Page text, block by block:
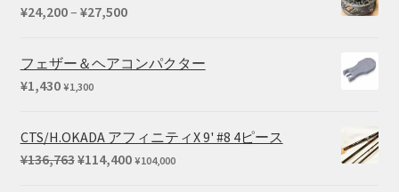
¥24,200– ¥27,500価
帯:
フェザー＆ヘアコンパクター
¥1,430 ¥1,300
CTS/H.OKADA アフィニティX 9' #8 4ピース
¥136,763元
¥114,400現
¥104,000